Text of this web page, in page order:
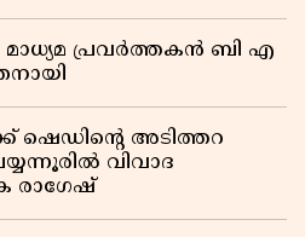
മാധ്യമ പ്രവർത്തകൻ ബി എ
ഷെഡിൻ്റെ അടിത്തറ
വിവാദ
രാഗേഷ്